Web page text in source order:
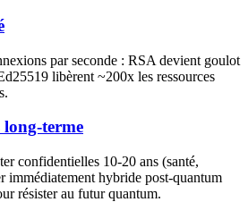
par seconde : RSA devient goulot
libèrent ~200x les ressources
long-terme
confidentielles 10-20 ans (santé,
immédiatement hybride post-quantum
résister au futur quantum.